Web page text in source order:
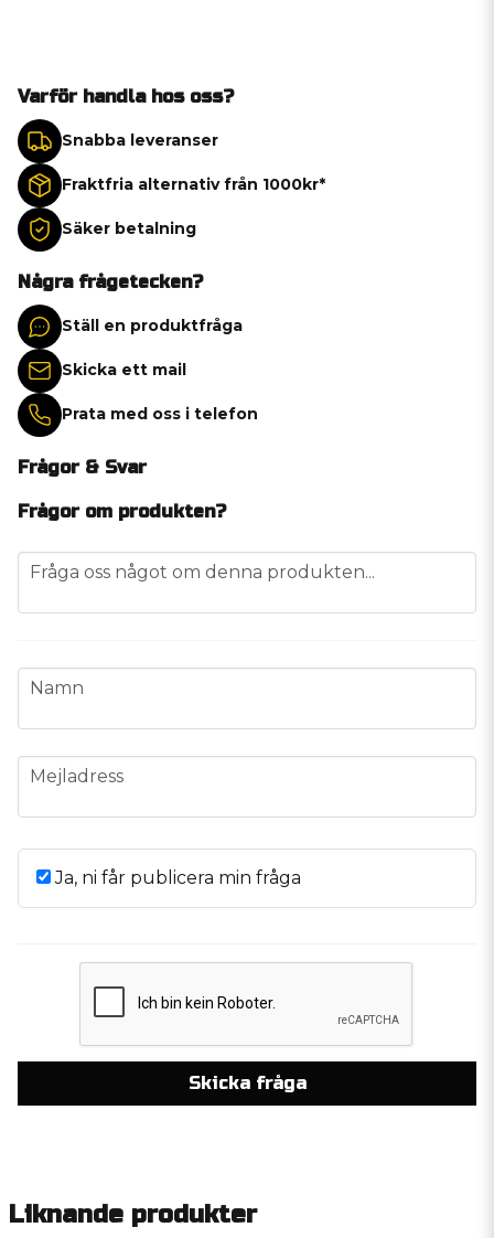
Varför handla hos oss?
Snabba leveranser
Fraktfria alternativ från 1000kr*
Säker betalning
Några frågetecken?
Ställ en produktfråga
Skicka ett mail
Prata med oss i telefon
Frågor & Svar
Frågor om produkten?
question
Fråga oss något om denna produkten...
name
Namn
email
Mejladress
Ja, ni får publicera min fråga
Skicka fråga
Liknande produkter